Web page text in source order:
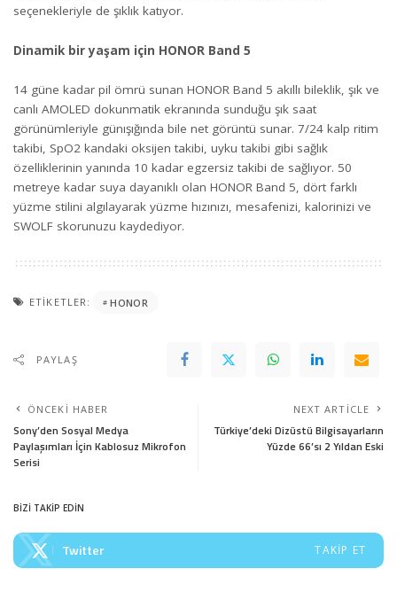
seçenekleriyle de şıklık katıyor.
Dinamik bir yaşam için HONOR Band 5
14 güne kadar pil ömrü sunan HONOR Band 5 akıllı bileklik, şık ve
canlı AMOLED dokunmatik ekranında sunduğu şık saat
görünümleriyle günışığında bile net görüntü sunar. 7/24 kalp ritim
takibi, SpO2 kandaki oksijen takibi, uyku takibi gibi sağlık
özelliklerinin yanında 10 kadar egzersiz takibi de sağlıyor. 50
metreye kadar suya dayanıklı olan HONOR Band 5, dört farklı
yüzme stilini algılayarak yüzme hızınızı, mesafenizi, kalorinizi ve
SWOLF skorunuzu kaydediyor.
ETIKETLER: HONOR
PAYLAŞ
ÖNCEKI HABER
Sony’den Sosyal Medya
Paylaşımları İçin Kablosuz Mikrofon
Serisi
NEXT ARTICLE
Türkiye’deki Dizüstü Bilgisayarların
Yüzde 66’sı 2 Yıldan Eski
BİZİ TAKİP EDİN
Twitter TAKIP ET